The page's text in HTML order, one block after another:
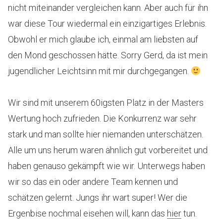
nicht miteinander vergleichen kann. Aber auch für ihn
war diese Tour wiedermal ein einzigartiges Erlebnis.
Obwohl er mich glaube ich, einmal am liebsten auf
den Mond geschossen hätte. Sorry Gerd, da ist mein
jugendlicher Leichtsinn mit mir durchgegangen.
Wir sind mit unserem 60igsten Platz in der Masters
Wertung hoch zufrieden. Die Konkurrenz war sehr
stark und man sollte hier niemanden unterschätzen.
Alle um uns herum waren ähnlich gut vorbereitet und
haben genauso gekämpft wie wir. Unterwegs haben
wir so das ein oder andere Team kennen und
schätzen gelernt. Jungs ihr wart super! Wer die
Ergenbise nochmal eisehen will, kann das hiertun.